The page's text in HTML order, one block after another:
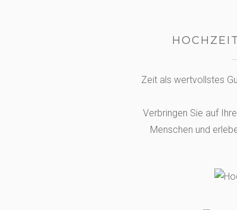
Zeit als wertvollstes
Verbringen Sie auf
Menschen und